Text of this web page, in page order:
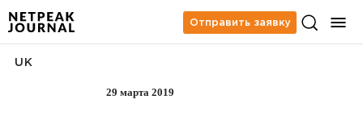
Отправить заявку
29 марта 2019
UK